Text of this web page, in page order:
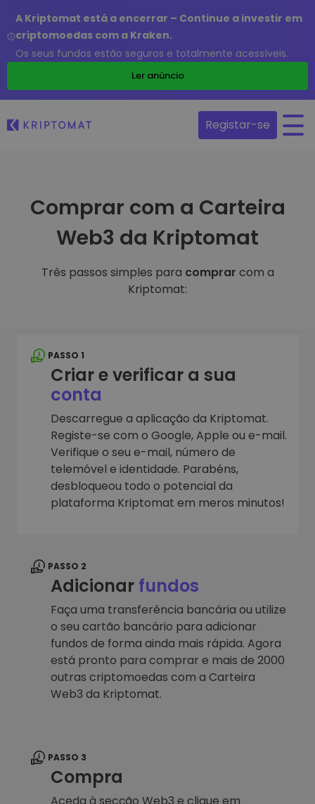
A Kriptomat está a encerrar – Continue a investir em
criptomoedas com a Kraken.
Os seus fundos estão seguros e totalmente acessíveis.
Ler anúncio
Registar-se
Comprar com a Carteira
Web3 da Kriptomat
Três passos simples para comprar com a
Kriptomat:
PASSO 1
Criar e verificar a sua
conta
Descarregue a aplicação da Kriptomat.
Registe-se com o Google, Apple ou e-mail.
Verifique o seu e-mail, número de
telemóvel e identidade. Parabéns,
desbloqueou todo o potencial da
plataforma Kriptomat em meros minutos!
PASSO 2
Adicionar fundos
Faça uma transferência bancária ou utilize
o seu cartão bancário para adicionar
fundos de forma ainda mais rápida. Agora
está pronto para comprar e mais de 2000
outras criptomoedas com a Carteira
Web3 da Kriptomat.
PASSO 3
Compra